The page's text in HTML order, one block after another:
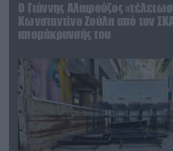
Ο Γιάννης Αλαφούζος
Κωνσταντίνο Ζούλα από τον
απομάκρυνσής του